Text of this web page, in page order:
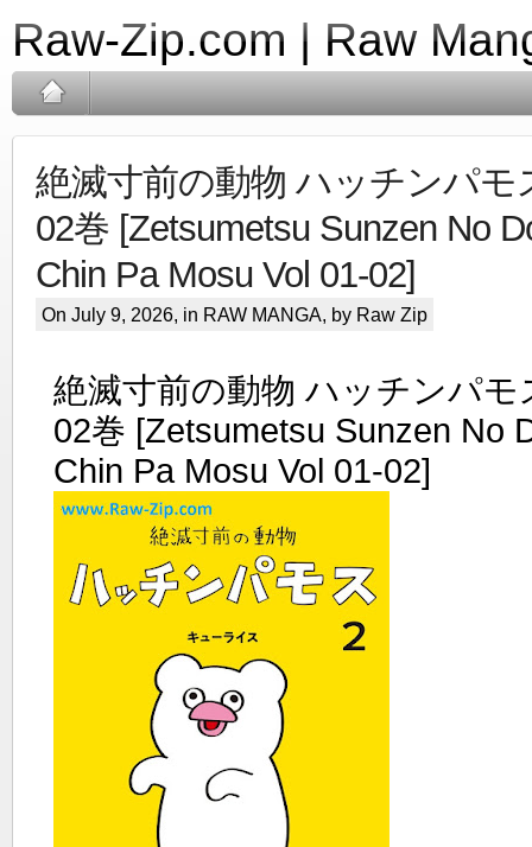
Raw-Zip.com | Raw
絶滅寸前の動物 ハッチンパモ
02巻 [Zetsumetsu Sunzen No
Chin Pa Mosu Vol 01-02]
On July 9, 2026, in RAW MANGA, by Raw Zip
絶滅寸前の動物 ハッチンパモ
02巻 [Zetsumetsu Sunzen No
Chin Pa Mosu Vol 01-02]